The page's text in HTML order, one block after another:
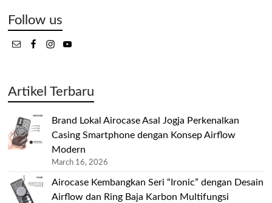
Follow us
Artikel Terbaru
Brand Lokal Airocase Asal Jogja Perkenalkan
Casing Smartphone dengan Konsep Airflow
Modern
March 16, 2026
Airocase Kembangkan Seri “Ironic” dengan Desain
Airflow dan Ring Baja Karbon Multifungsi